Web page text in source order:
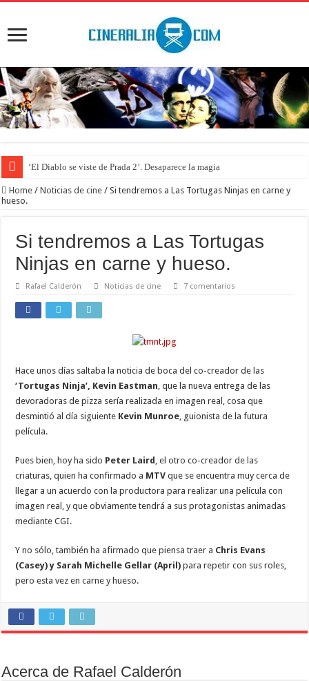
‘El Diablo se viste de Prada 2’. Desaparece la magia
Home / Noticias de cine / Si tendremos a Las Tortugas Ninjas en carne y
hueso.
Si tendremos a Las Tortugas
Ninjas en carne y hueso.
Rafael Calderón Noticias de cine 7 comentarios
Hace unos días saltaba la noticia de boca del co-creador de las
‘Tortugas Ninja’, Kevin Eastman , que la nueva entrega de las
devoradoras de pizza sería realizada en imagen real, cosa que
desmintió al día siguiente Kevin Munroe , guionista de la futura
película.
Pues bien, hoy ha sido Peter Laird , el otro co-creador de las
criaturas, quien ha confirmado a MTV que se encuentra muy cerca de
llegar a un acuerdo con la productora para realizar una película con
imagen real, y que obviamente tendrá a sus protagonistas animadas
mediante CGI.
Y no sólo, también ha afirmado que piensa traer a Chris Evans
(Casey) y Sarah Michelle Gellar (April) para repetir con sus roles,
pero esta vez en carne y hueso.
Acerca de Rafael Calderón